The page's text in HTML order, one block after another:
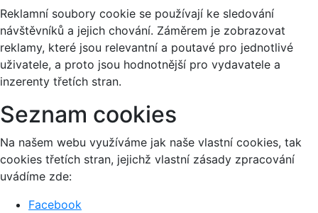
Reklamní soubory cookie se používají ke sledování
návštěvníků a jejich chování. Záměrem je zobrazovat
reklamy, které jsou relevantní a poutavé pro jednotlivé
uživatele, a proto jsou hodnotnější pro vydavatele a
inzerenty třetích stran.
Seznam cookies
Na našem webu využíváme jak naše vlastní cookies, tak
cookies třetích stran, jejichž vlastní zásady zpracování
uvádíme zde:
Facebook